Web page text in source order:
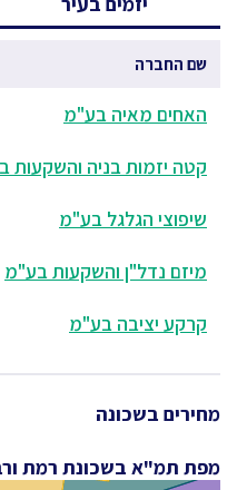
שם החברה
האחים מאיה בע"מ
קטה יזמות בניה והשקעות
שיפוצי הגלגל בע"מ
מיזם נדל"ן והשקעות בע"מ
קרקע יציבה בע"מ
מחירים בשכונה
מפת תמ"א בשכונת רמת